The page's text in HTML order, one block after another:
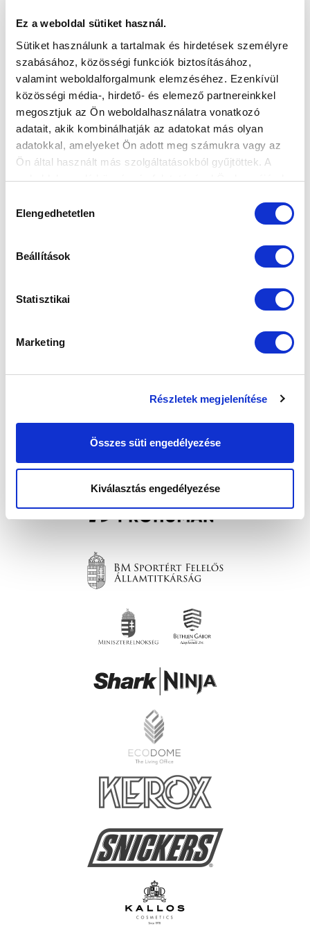
Ez a weboldal sütiket használ.
Sütiket használunk a tartalmak és hirdetések személyre
szabásához, közösségi funkciók biztosításához,
valamint weboldalforgalmunk elemzéséhez. Ezenkívül
közösségi média-, hirdető- és elemező partnereinkkel
megosztjuk az Ön weboldalhasználatra vonatkozó
adatait, akik kombinálhatják az adatokat más olyan
adatokkal, amelyeket Ön adott meg számukra vagy az
Ön által használt más szolgáltatásokból gyűjtöttek. A
weboldalon való böngészés folytatásával Ön hozzájárul a
kiválasztása
Elengedhetetlen
Beállítások
Statisztikai
Marketing
Részletek megjelenítése
Összes süti engedélyezése
Kiválasztás engedélyezése
SZPONZOROK